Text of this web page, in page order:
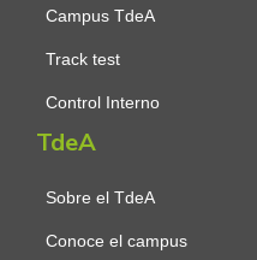
Campus TdeA
Track test
Control Interno
TdeA
Sobre el TdeA
Conoce el campus